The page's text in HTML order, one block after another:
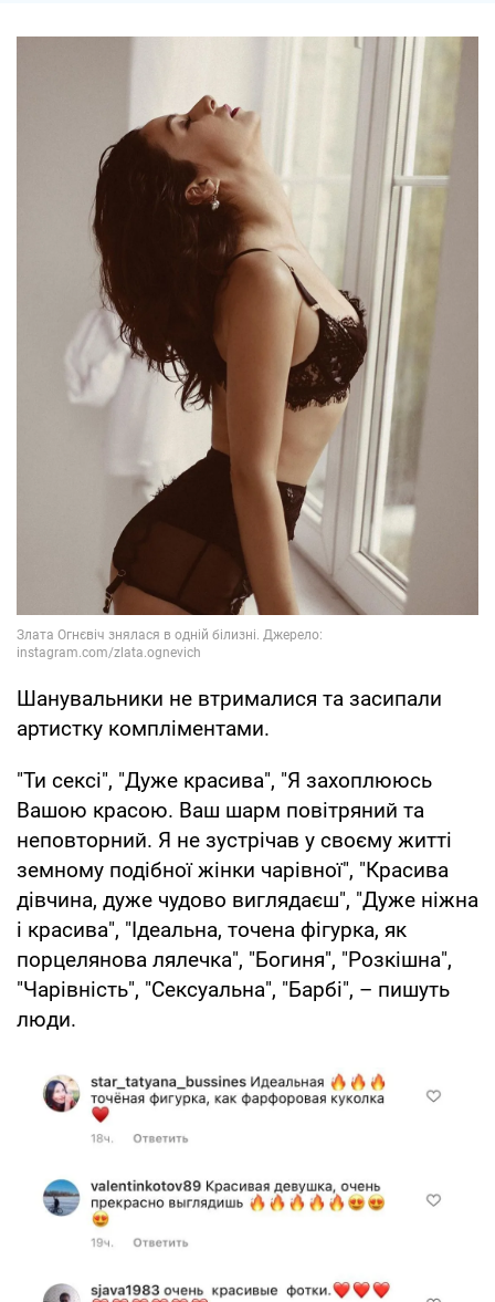
Шанувальники не втрималися та засипали
артистку компліментами.
"Ти сексі", "Дуже красива", "Я захоплююсь
Вашою красою. Ваш шарм повітряний та
неповторний. Я не зустрічав у своєму житті
земному подібної жінки чарівної", "Красива
дівчина, дуже чудово виглядаєш", "Дуже ніжна
і красива", "Ідеальна, точена фігурка, як
порцелянова лялечка", "Богиня", "Розкішна",
"Чарівність", "Сексуальна", "Барбі", – пишуть
люди.